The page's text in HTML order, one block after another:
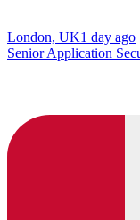
London, UK1 day ago
Senior Application